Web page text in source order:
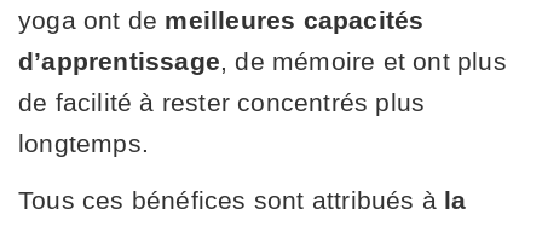
yoga ont de meilleures capacités
d’apprentissage, de mémoire et ont plus
de facilité à rester concentrés plus
longtemps.
Tous ces bénéfices sont attribués à la